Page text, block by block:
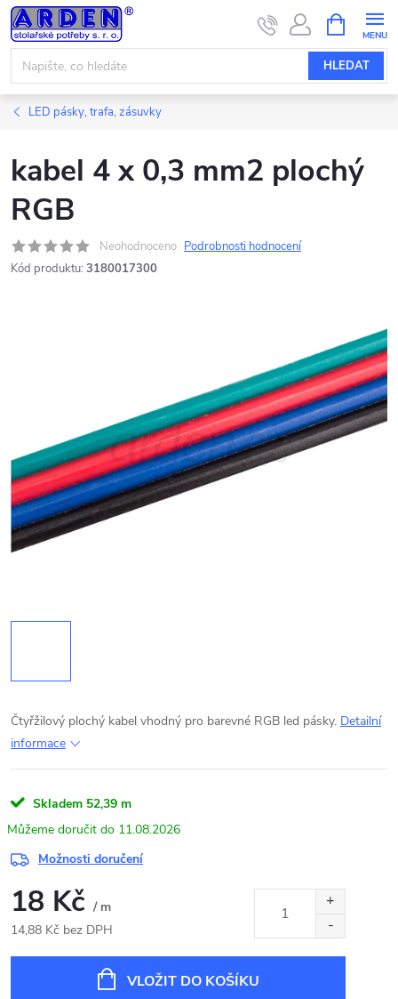
Přejít
na
obsah
HLEDAT
NÁKUPNÍ
KOŠÍK
LED pásky, trafa, zásuvky
kabel 4 x 0,3 mm2 plochý
RGB
Neohodnoceno Podrobnosti hodnocení
Kód produktu: 3180017300
Čtyřžilový plochý kabel vhodný pro barevné RGB led pásky. Detailní
informace
Skladem 52,39 m
11.08.2026
Možnosti doručení
18 Kč / m
14,88 Kč bez DPH
VLOŽIT DO KOŠÍKU